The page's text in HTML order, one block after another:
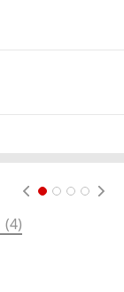
댓
글
(4)